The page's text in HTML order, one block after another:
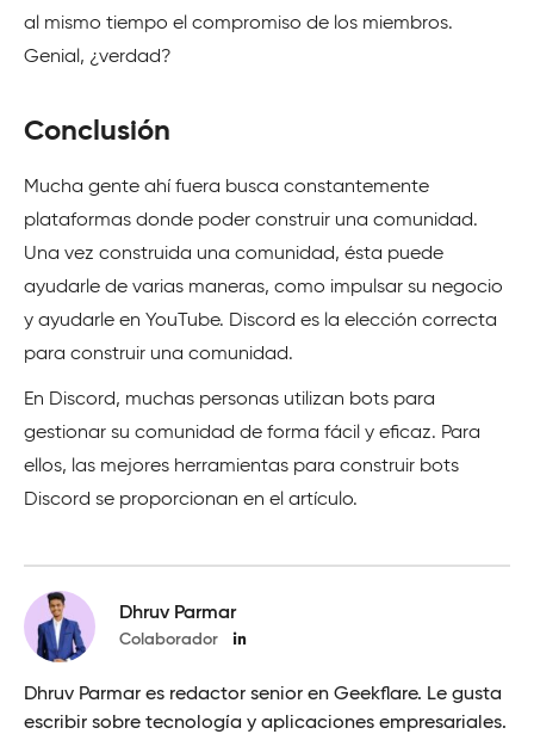
al mismo tiempo el compromiso de los miembros.
Genial, ¿verdad?
Conclusión
Mucha gente ahí fuera busca constantemente
plataformas donde poder construir una comunidad.
Una vez construida una comunidad, ésta puede
ayudarle de varias maneras, como impulsar su negocio
y ayudarle en YouTube. Discord es la elección correcta
para construir una comunidad.
En Discord, muchas personas utilizan bots para
gestionar su comunidad de forma fácil y eficaz. Para
ellos, las mejores herramientas para construir bots
Discord se proporcionan en el artículo.
Dhruv Parmar
Colaborador
Dhruv Parmar es redactor senior en Geekflare. Le gusta
escribir sobre tecnología y aplicaciones empresariales.